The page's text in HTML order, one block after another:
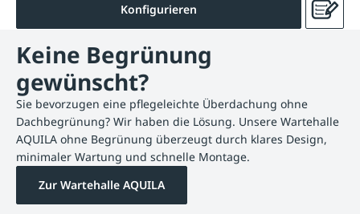
Konfigurieren
Keine Begrünung
gewünscht?
Sie bevorzugen eine pflegeleichte Überdachung ohne
Dachbegrünung? Wir haben die Lösung. Unsere Wartehalle
AQUILA ohne Begrünung überzeugt durch klares Design,
minimaler Wartung und schnelle Montage.
Zur Wartehalle AQUILA